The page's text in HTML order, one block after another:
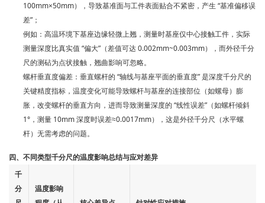
100mm×50mm），导致基准面与工件表面贴合不紧密，产生 “基准偏移误
差”；
例如：高温环境下基座边缘轻微上翘，测量时基座仅中心接触工件，实际
测量深度比真实值 “偏大”（差值可达 0.002mm~0.003mm），而外径千分
尺的测砧为点状接触，翘曲影响可忽略。
螺杆垂直度偏差 ：垂直螺杆的 “轴线与基座平面的垂直度” 是深度千分尺的
关键精度指标，温度变化可能导致螺杆与基座的连接部位（如螺母）膨
胀，改变螺杆的垂直方向，进而导致测量深度的 “线性误差”（如螺杆倾斜
1°，测量 10mm 深度时误差≈0.0017mm），这是外径千分尺（水平螺
杆）无需考虑的问题。
四、不同类型千分尺的温度影响总结与应对差异
千
分
温度影响